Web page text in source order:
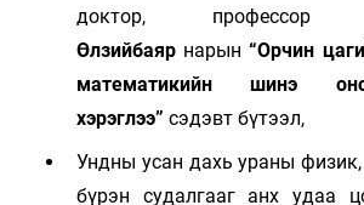
доктор,
Өлзийбаяр нарын“Орчин
математикийн шинэ
хэрэглээ” сэдэвт бүтээл,
Ундны усан дахь ураны
бүрэн судалгааг анх удаа